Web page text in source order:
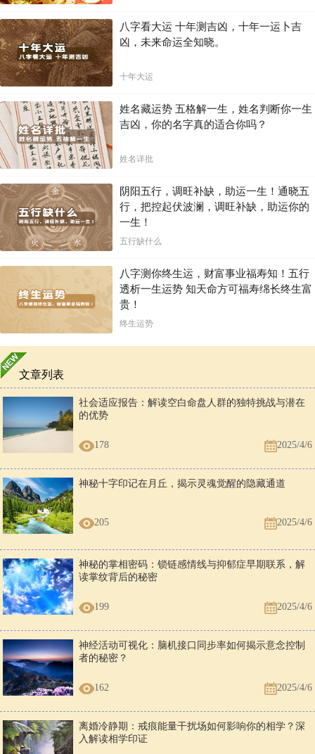
八字看大运 十年测吉凶，十年一运卜吉
凶，未来命运全知晓。
十年大运
姓名藏运势 五格解一生，姓名判断你一生
吉凶，你的名字真的适合你吗？
姓名详批
阴阳五行，调旺补缺，助运一生！通晓五
行，把控起伏波澜，调旺补缺，助运你的
一生！
五行缺什么
八字测你终生运，财富事业福寿知！五行
透析一生运势 知天命方可福寿绵长终生富
贵！
终生运势
文章列表
社会适应报告：解读空白命盘人群的独特挑战与潜在
的优势
178 2025/4/6
神秘十字印记在月丘，揭示灵魂觉醒的隐藏通道
205 2025/4/6
神秘的掌相密码：锁链感情线与抑郁症早期联系，解
读掌纹背后的秘密
199 2025/4/6
神经活动可视化：脑机接口同步率如何揭示意念控制
者的秘密？
162 2025/4/6
离婚冷静期：戒痕能量干扰场如何影响你的相学？深
入解读相学印证